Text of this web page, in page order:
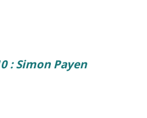
: Simon Payen